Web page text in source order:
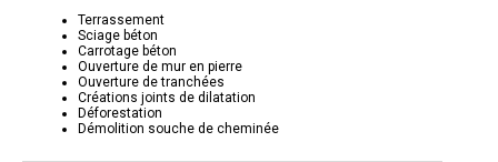
Terrassement
Sciage béton
Carrotage béton
Ouverture de mur en pierre
Ouverture de tranchées
Créations joints de dilatation
Déforestation
Démolition souche de cheminée